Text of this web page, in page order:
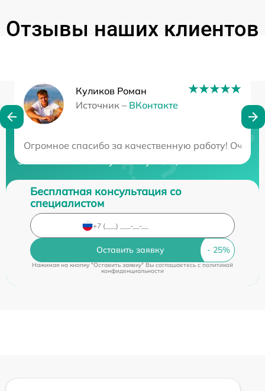
Отзывы наших клиентов
Куликов Роман
Источник – ВКонтакте
Огромное спасибо за качественную работу!
Нужна консультация?
Закажите бесплатную консультацию
Бесплатная консультация со
специалистом
Оставить заявку
Нажимая на кнопку "Оставить заявку" Вы соглашаетесь cполитикой
конфиденциальности